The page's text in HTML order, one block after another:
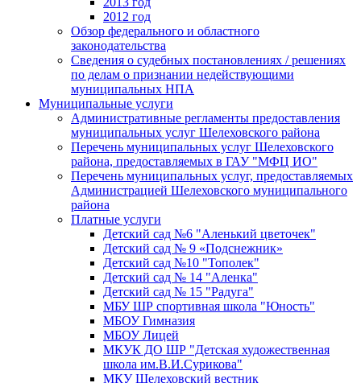
2012 год
Обзор федерального и областного
законодательства
Сведения о судебных постановлениях / решениях
по делам о признании недействующими
муниципальных НПА
Муниципальные услуги
Административные регламенты предоставления
муниципальных услуг Шелеховского района
Перечень муниципальных услуг Шелеховского
района, предоставляемых в ГАУ "МФЦ ИО"
Перечень муниципальных услуг, предоставляемых
Администрацией Шелеховского муниципального
района
Платные услуги
Детский сад №6 "Аленький цветочек"
Детский сад № 9 «Подснежник»
Детский сад №10 "Тополек"
Детский сад № 14 "Аленка"
Детский сад № 15 "Радуга"
МБУ ШР спортивная школа "Юность"
МБОУ Гимназия
МБОУ Лицей
МКУК ДО ШР "Детская художественная
школа им.В.И.Сурикова"
МКУ Шелеховский вестник